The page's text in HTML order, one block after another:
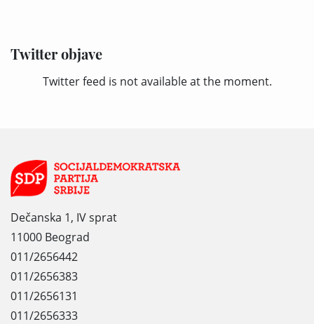
Twitter objave
Twitter feed is not available at the moment.
Dečanska 1, IV sprat
11000 Beograd
011/2656442
011/2656383
011/2656131
011/2656333